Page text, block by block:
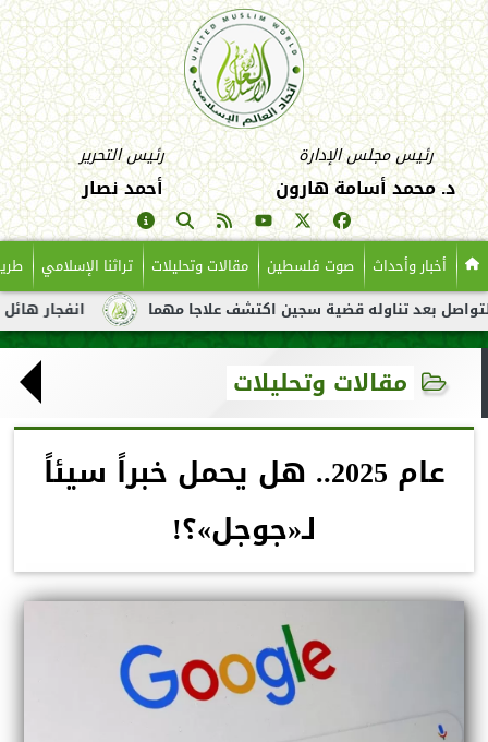
رئيس مجلس الإدارة
د. محمد أسامة هارون
رئيس التحرير
أحمد نصار
أخبار وأحداث صوت فلسطين مقالات وتحليلات تراثنا الإسلامي
انفجار هائل لناقلة تناوله قضية سجين اكتشف علاجا مهما
مقالات وتحليلات
عام 2025.. هل يحمل خبراً سيئاً
لـ«جوجل»؟!